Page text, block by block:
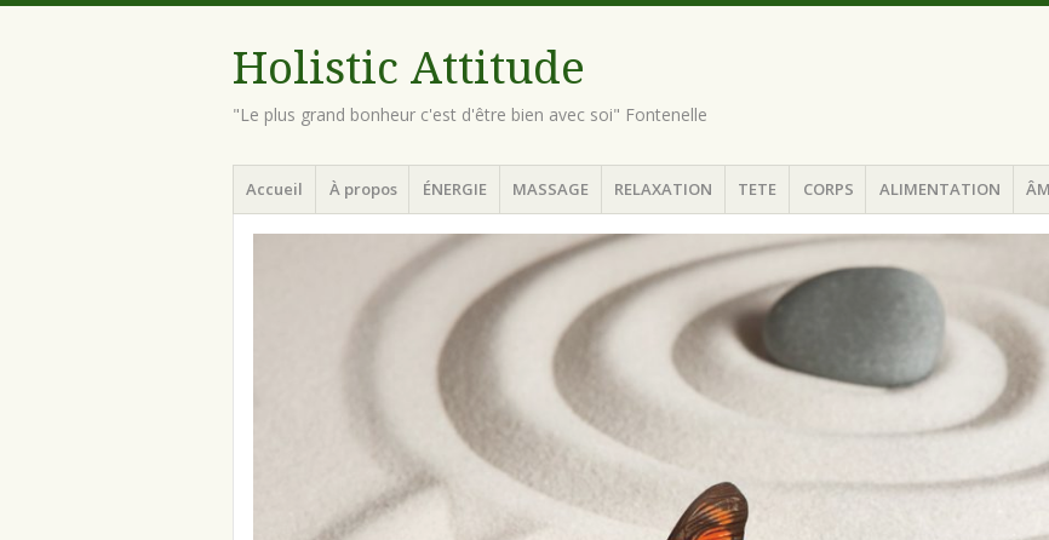
Holistic Attitude
"Le plus grand bonheur c'est d'être bien avec soi" Fontenelle
Menu
Aller
au
contenu
Accueil À propos ÉNERGIE MASSAGE RELAXATION TETE CORPS ALIMENTATION